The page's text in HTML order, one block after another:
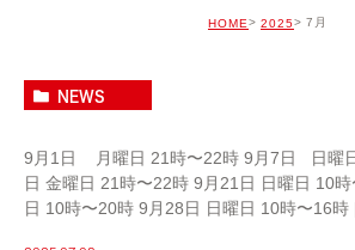
HOME 2025 7月
NEWS
9月の矯正予約
9月1日 月曜日 21時〜22時 9月7日 日曜
日 金曜日 21時〜22時 9月21日 日曜日 10
日 10時〜20時 9月28日 日曜日 10時〜16